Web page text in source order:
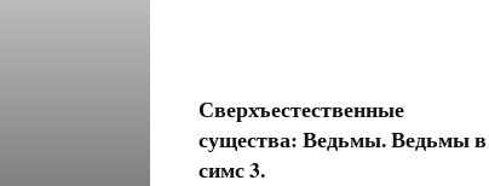
Сверхъестественные
существа: Ведьмы. Ведьмы в
симс 3.